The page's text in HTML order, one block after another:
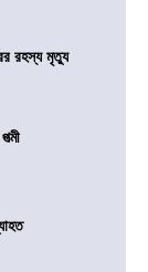
রহস্য মৃত্যু